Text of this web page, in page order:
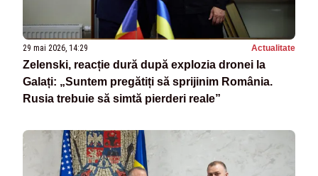
29 mai 2026, 14:29 Actualitate
Zelenski, reacție dură după explozia dronei la
Galați: „Suntem pregătiți să sprijinim România.
Rusia trebuie să simtă pierderi reale”